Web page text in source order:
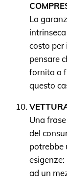
La
costo per
pensare
fornita a
questo
Una
del
potrebbe
ad un